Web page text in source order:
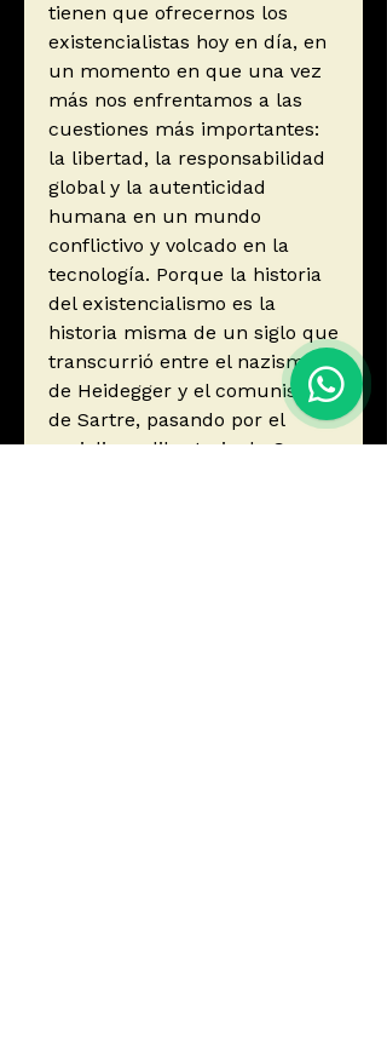
tienen que ofrecernos los
existencialistas hoy en día, en
un momento en que una vez
más nos enfrentamos a las
cuestiones más importantes:
la libertad, la responsabilidad
global y la autenticidad
humana en un mundo
conflictivo y volcado en la
tecnología. Porque la historia
del existencialismo es la
historia misma de un siglo que
transcurrió entre el nazismo
de Heidegger y el comunismo
de Sartre, pasando por el
socialismo libertario de Camus